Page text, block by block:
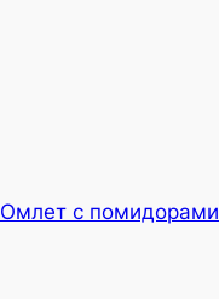
Омлет с помидорами